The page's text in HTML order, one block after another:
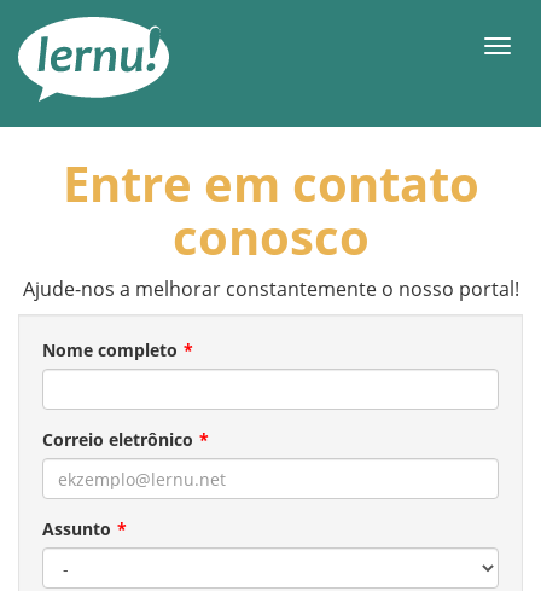
conteúdo
Entre em contato
conosco
Ajude-nos a melhorar constantemente o nosso portal!
Nome completo
Correio eletrônico
Assunto